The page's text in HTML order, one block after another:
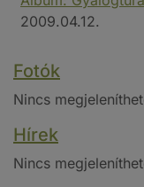
2009.04.12.
Fotók
Nincs
Hírek
Nincs